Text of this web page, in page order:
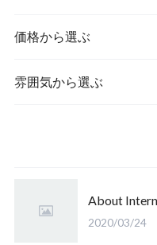
鉢
湯呑み・マグカップ
価格から選ぶ
雰囲気から選ぶ
About
2020/03/24